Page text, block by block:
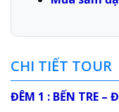
CHI TIẾT TOUR
ĐÊM 1 : BẾN TRE